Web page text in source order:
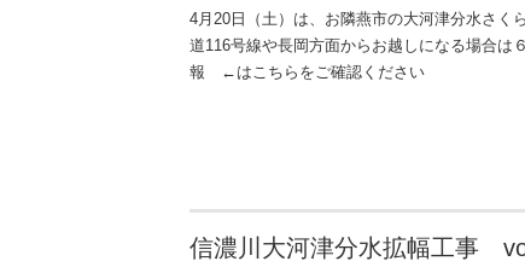
4月20日（土）は、お隣燕市の大河津分水さく
道116号線や長岡方面からお越しになる場合
報 ←はこちらをご確認ください
信濃川大河津分水拡幅工事